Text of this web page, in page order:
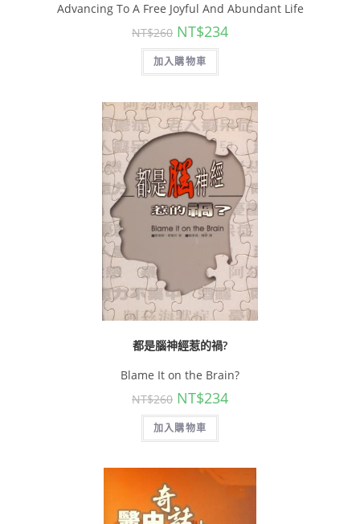
Advancing To A Free Joyful And Abundant Life
NT$260 NT$234
加入購物車
都是腦神經惹的禍?
Blame It on the Brain?
NT$260 NT$234
加入購物車